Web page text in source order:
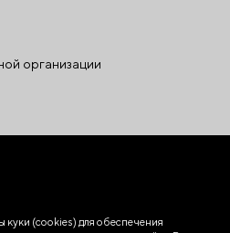
организации
куки (cookies) для обеспечения